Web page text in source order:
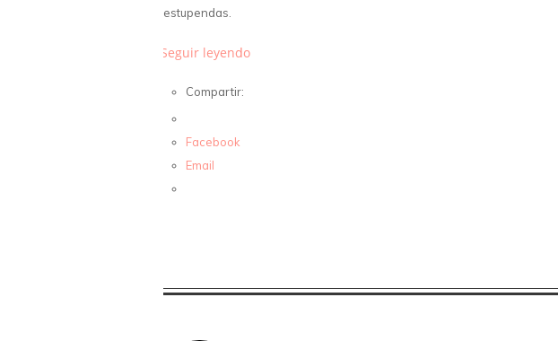
estupendas.
Seguir leyendo
Compartir:
Facebook
Email